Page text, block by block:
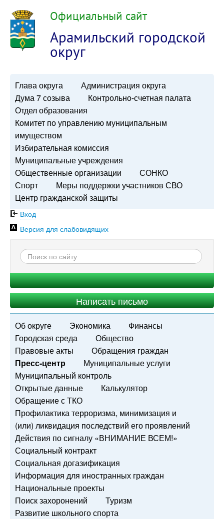
Официальный сайт
Арамильский городской
округ
Глава округа
Администрация округа
Дума 7 созыва
Контрольно-счетная палата
Отдел образования
Комитет по управлению муниципальным
имуществом
Избирательная комиссия
Муниципальные учреждения
Общественные организации
СОНКО
Спорт
Меры поддержки участников СВО
Центр гражданской защиты
Вход
Версия для слабовидящих
Написать письмо
Об округе Экономика
Финансы
Городская среда
Общество
Правовые акты
Обращения граждан
Пресс-центр
Муниципальные услуги
Муниципальный контроль
Открытые данные
Калькулятор
Обращение с ТКО
Профилактика терроризма, минимизация и
(или) ликвидация последствий его проявлений
Действия по сигналу «ВНИМАНИЕ ВСЕМ!»
Социальный контракт
Социальная догазификация
Информация для иностранных граждан
Национальные проекты
Поиск захоронений
Туризм
Развитие школьного спорта